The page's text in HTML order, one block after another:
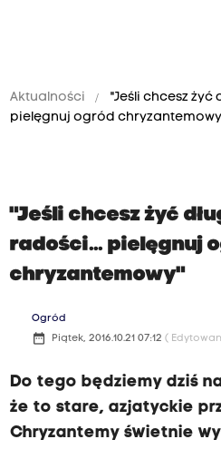
Aktualności
"Jeśli chcesz żyć
pielęgnuj ogród
"Jeśli chcesz żyć
radości... pielęgnuj
chryzantemowy"
Ogród
date_range Piątek, 2016.10.21 07:12 (
Do tego będziemy dziś
że to stare, azjatyckie
Chryzantemy świetnie